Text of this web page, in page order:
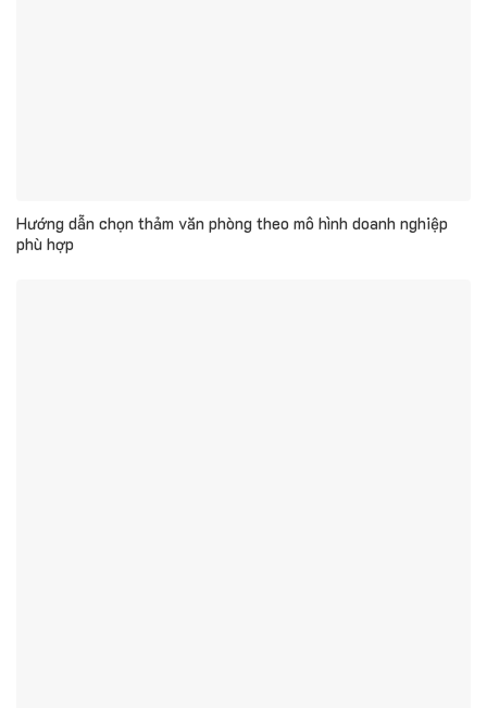
Hướng dẫn chọn thảm văn phòng theo mô hình doanh nghiệp
phù hợp